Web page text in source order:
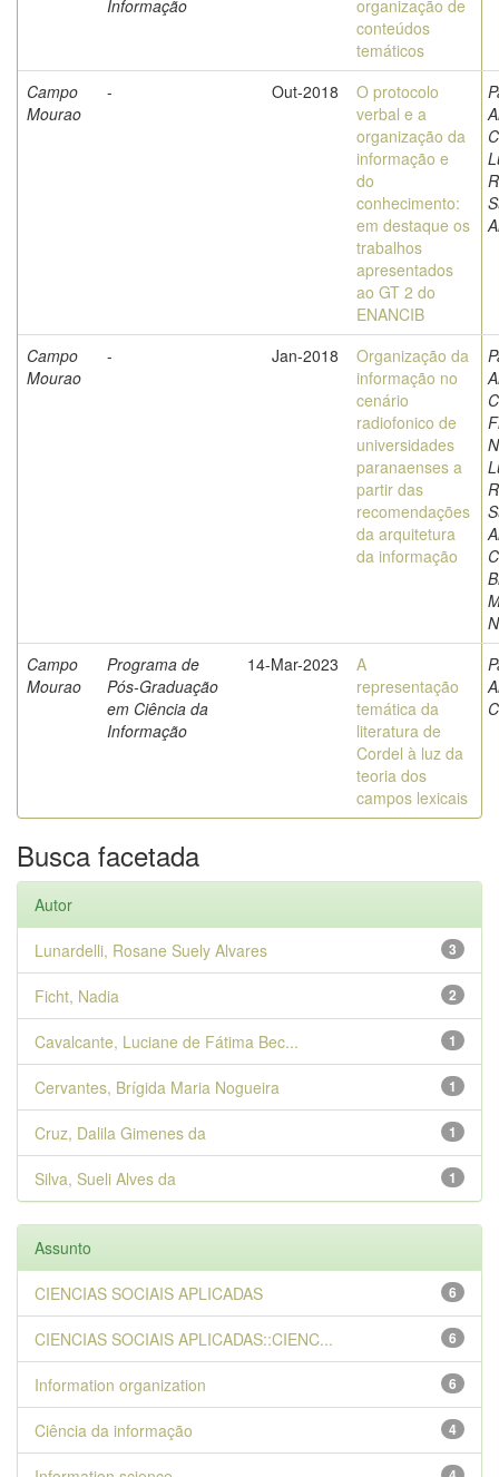
Informação
organização de
conteúdos
temáticos
Campo
Mourao
- Out-2018
O protocolo
verbal e a
organização da
informação e
do
conhecimento:
em destaque os
trabalhos
apresentados
ao GT 2 do
ENANCIB
Campo
Mourao
- Jan-2018
Organização da
informação no
cenário
radiofonico de
universidades
paranaenses a
partir das
recomendações
da arquitetura
da informação
Campo
Mourao
Programa de
Pós-Graduação
em Ciência da
Informação
14-Mar-2023
A
representação
temática da
literatura de
Cordel à luz da
teoria dos
campos lexicais
Busca facetada
Autor
3
Lunardelli, Rosane Suely Alvares
2
Ficht, Nadia
1
Cavalcante, Luciane de Fátima Bec...
1
Cervantes, Brígida Maria Nogueira
1
Cruz, Dalila Gimenes da
1
Silva, Sueli Alves da
Assunto
6
CIENCIAS SOCIAIS APLICADAS
6
CIENCIAS SOCIAIS APLICADAS::CIENC...
6
Information organization
4
Ciência da informação